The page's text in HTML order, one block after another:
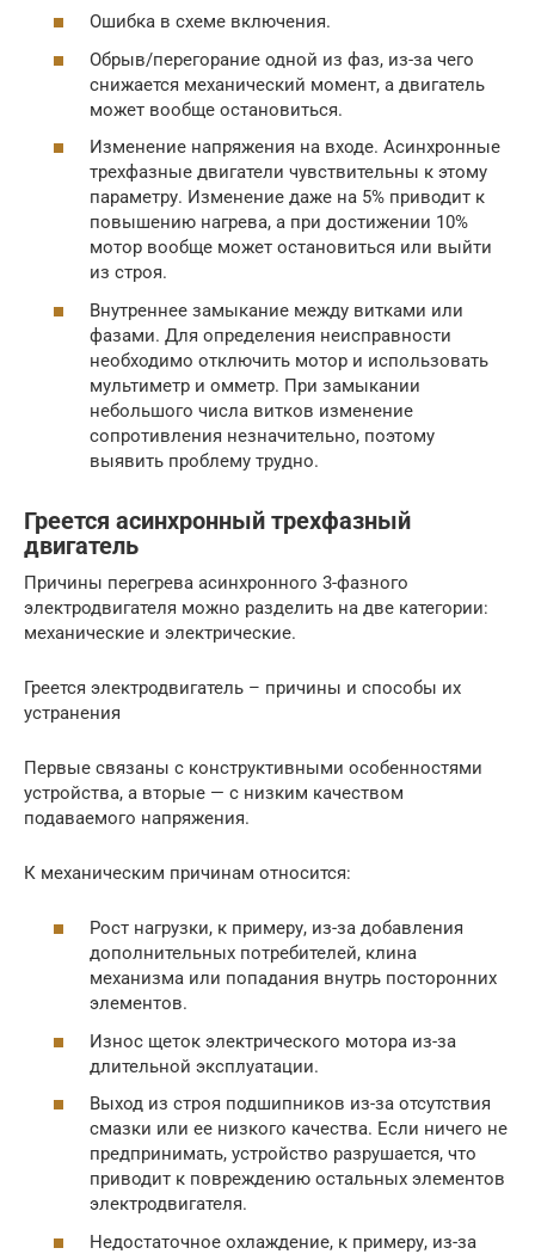
Ошибка в схеме включения.
Обрыв/перегорание одной из фаз, из-за чего
снижается механический момент, а двигатель
может вообще остановиться.
Изменение напряжения на входе. Асинхронные
трехфазные двигатели чувствительны к этому
параметру. Изменение даже на 5% приводит к
повышению нагрева, а при достижении 10%
мотор вообще может остановиться или выйти
из строя.
Внутреннее замыкание между витками или
фазами. Для определения неисправности
необходимо отключить мотор и использовать
мультиметр и омметр. При замыкании
небольшого числа витков изменение
сопротивления незначительно, поэтому
выявить проблему трудно.
Греется асинхронный трехфазный
двигатель
Причины перегрева асинхронного 3-фазного
электродвигателя можно разделить на две категории:
механические и электрические.
Греется электродвигатель – причины и способы их
устранения
Первые связаны с конструктивными особенностями
устройства, а вторые — с низким качеством
подаваемого напряжения.
К механическим причинам относится:
Рост нагрузки, к примеру, из-за добавления
дополнительных потребителей, клина
механизма или попадания внутрь посторонних
элементов.
Износ щеток электрического мотора из-за
длительной эксплуатации.
Выход из строя подшипников из-за отсутствия
смазки или ее низкого качества. Если ничего не
предпринимать, устройство разрушается, что
приводит к повреждению остальных элементов
электродвигателя.
Недостаточное охлаждение, к примеру, из-за